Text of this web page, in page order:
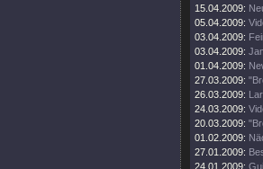
15.04.2009:
05.04.2009:
03.04.2009:
03.04.2009:
01.04.2009:
27.03.2009:
26.03.2009:
24.03.2009:
20.03.2009:
01.02.2009:
27.01.2009:
24.01.2009: